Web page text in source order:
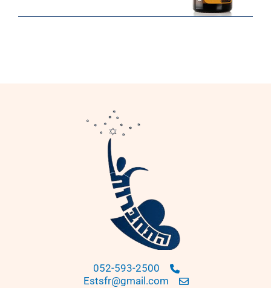
052-593-2500
Estsfr@gmail.com